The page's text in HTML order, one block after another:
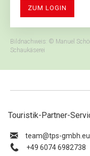
ZUM LOGIN
Bildnachweis: © Manuel
Schaukäserei
Touristik-Partner-
ue.hbmg-spt@maet
+49 6074 6982738